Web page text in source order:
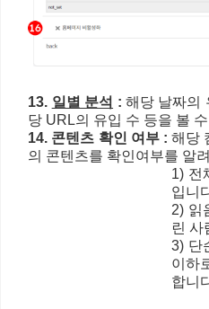
13. 일별 분석 : 해당 날짜의
당 URL의 유입 수 등을 볼
14. 콘텐츠 확인 여부 : 해당
의 콘텐츠를 확인여부를 알
1) 전
입니
2) 읽
린 사
3) 단
이하
합니